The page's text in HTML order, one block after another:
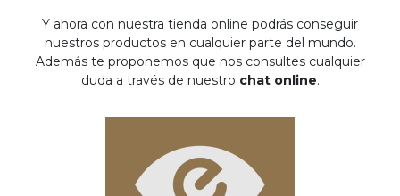
Y ahora con nuestra tienda online podrás conseguir
nuestros productos en cualquier parte del mundo.
Además te proponemos que nos consultes cualquier
duda a través de nuestro chat online.